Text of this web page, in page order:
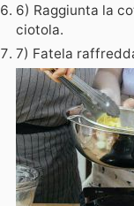
6) Raggiunta la
ciotola.
7) Fatela